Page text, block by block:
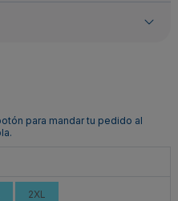
para mandar tu pedido al
2XL